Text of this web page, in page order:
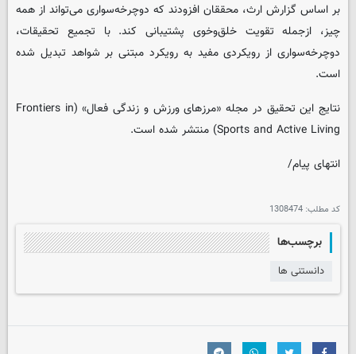
بر اساس گزارش ارث، محققان افزودند که دوچرخه‌سواری می‌تواند از همه
چیز، ازجمله تقویت خلق‌وخوی پشتیبانی کند. با تجمیع تحقیقات،
دوچرخه‌سواری از رویکردی مفید به رویکرد مبتنی بر شواهد تبدیل شده
است.
نتایج این تحقیق در مجله «مرزهای ورزش و زندگی فعال» (Frontiers in
Sports and Active Living) منتشر شده است.
انتهای پیام/
کد مطلب: 1308474
برچسب‌ها
دانستنی ها